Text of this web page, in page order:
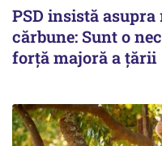
PSD insistă
cărbune: Sunt o
forță majoră a țării